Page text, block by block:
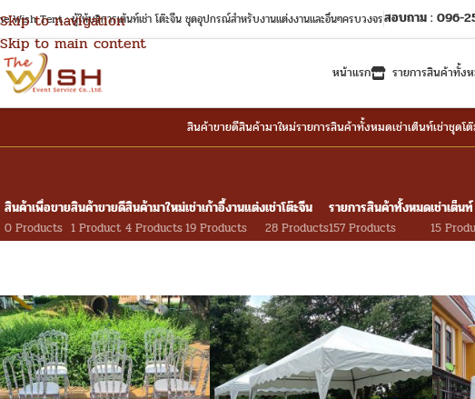
Skip to navigation
Skip to main content
Wish Tent : ผู้ให้บริการเต้นท์เช่า โต๊ะจีน ชุดอุปกรณ์สำหรับงานแต่งงานและอื่นๆครบวงจรสอบถาม : 096-
หน้าแรก รายการสินค้าทั้ง
สินค้าขายดีสินค้ามาใหม่รายการสินค้าทั้งหมดเช่าเต็นท์เช่าชุดโ
สินค้าเพื่อขาย
0 Products
สินค้าขายดี
1 Product
สินค้ามาใหม่
4 Products
เช่าเก้าอี้งานแต่ง
19 Products
เช่าโต๊ะจีน
28 Products
รายการสินค้าทั้งหมด
157 Products
เช่าเต็นท์
15